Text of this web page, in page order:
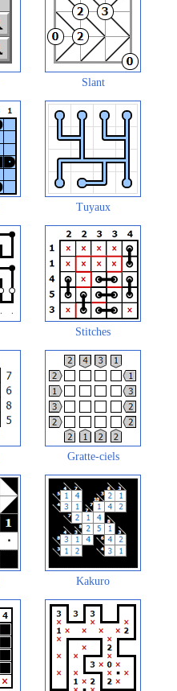
Slant
Tuyaux
Stitches
Gratte-ciels
Kakuro